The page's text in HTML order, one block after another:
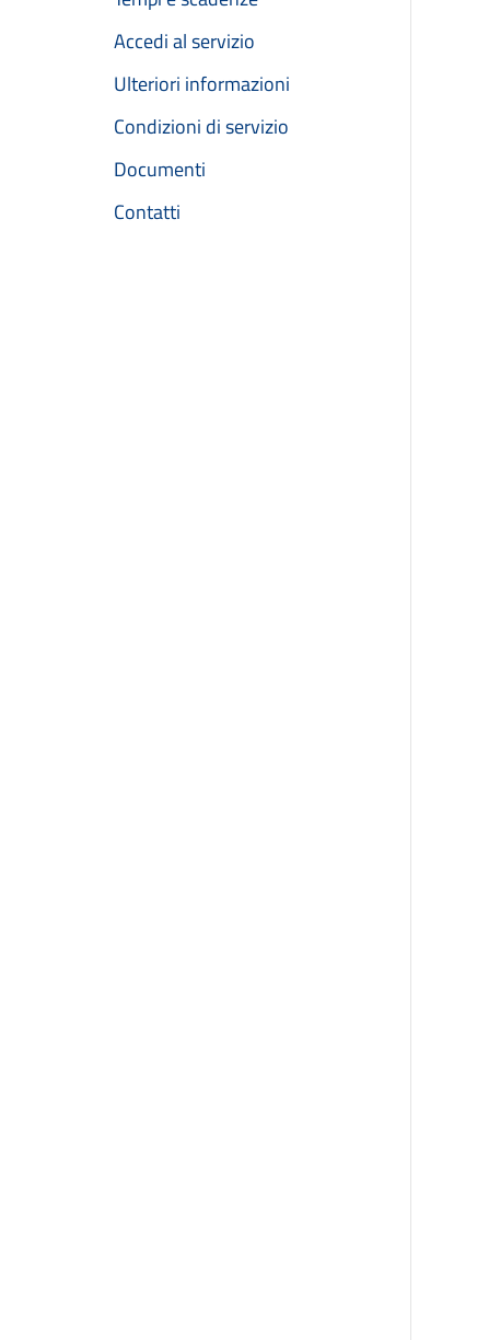
Accedi al servizio
Ulteriori informazioni
Condizioni di servizio
Documenti
Contatti